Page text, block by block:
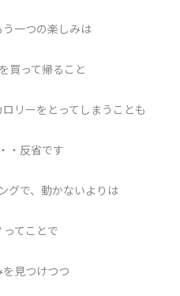
一つの楽しみは
買って帰ること
リーをとってしまうことも
・反省です
グで、動かないよりは
ってことで
見つけつつ